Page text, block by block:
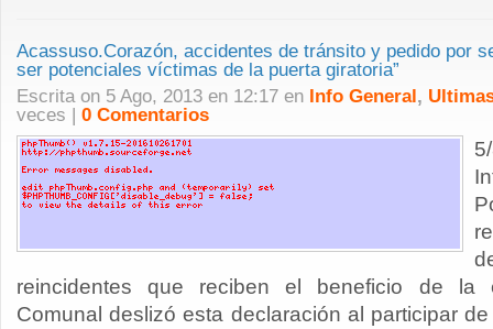
Acassuso.Corazón, accidentes de tránsito y pedido por
ser potenciales víctimas de la puerta giratoria”
Escrita on 5 Ago, 2013 en 12:17 en Info General,
veces | 0 Comentarios
reincidentes que reciben el beneficio de la
Comunal deslizó esta declaración al participar